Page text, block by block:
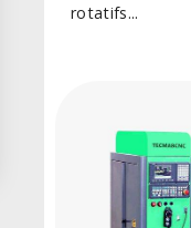
rotatifs...